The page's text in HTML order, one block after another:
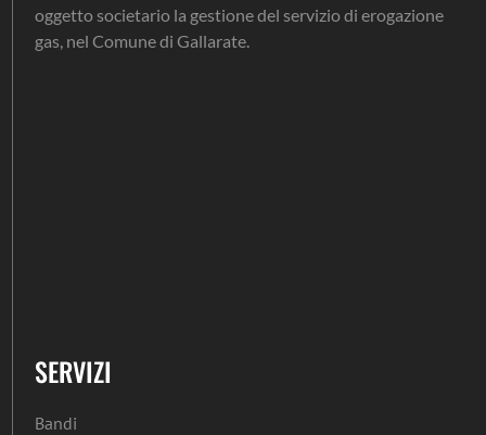
oggetto societario la gestione del servizio di erogazione
gas, nel Comune di Gallarate.
SERVIZI
Bandi